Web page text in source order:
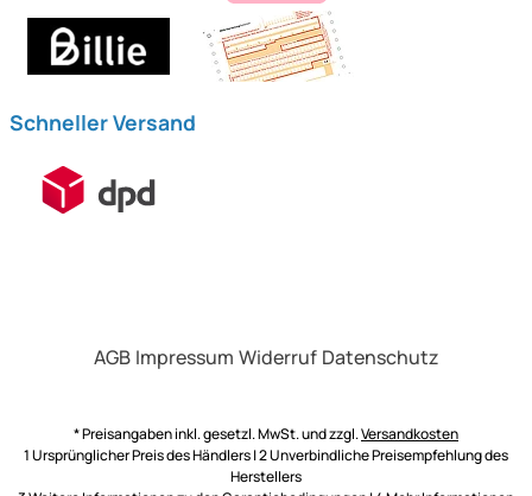
Schneller Versand
AGB Impressum Widerruf Datenschutz
* Preisangaben inkl. gesetzl. MwSt. und zzgl.Versandkosten
1 Ursprünglicher Preis des Händlers | 2 Unverbindliche Preisempfehlung des
Herstellers